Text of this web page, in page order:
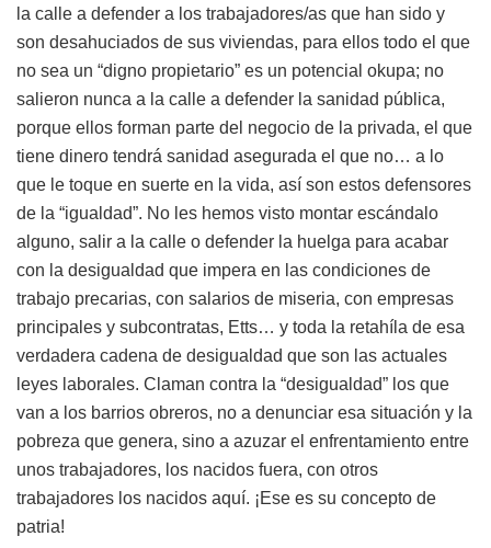
la calle a defender a los trabajadores/as que han sido y
son desahuciados de sus viviendas, para ellos todo el que
no sea un “digno propietario” es un potencial okupa; no
salieron nunca a la calle a defender la sanidad pública,
porque ellos forman parte del negocio de la privada, el que
tiene dinero tendrá sanidad asegurada el que no… a lo
que le toque en suerte en la vida, así son estos defensores
de la “igualdad”. No les hemos visto montar escándalo
alguno, salir a la calle o defender la huelga para acabar
con la desigualdad que impera en las condiciones de
trabajo precarias, con salarios de miseria, con empresas
principales y subcontratas, Etts… y toda la retahíla de esa
verdadera cadena de desigualdad que son las actuales
leyes laborales. Claman contra la “desigualdad” los que
van a los barrios obreros, no a denunciar esa situación y la
pobreza que genera, sino a azuzar el enfrentamiento entre
unos trabajadores, los nacidos fuera, con otros
trabajadores los nacidos aquí. ¡Ese es su concepto de
patria!